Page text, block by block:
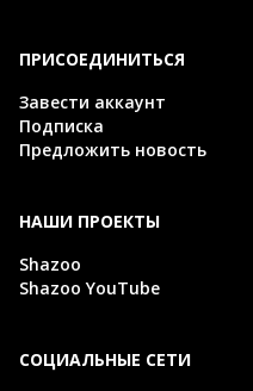
ПРИСОЕДИНИТЬСЯ
Завести аккаунт
Подписка
Предложить новость
НАШИ ПРОЕКТЫ
Shazoo
Shazoo YouTube
СОЦИАЛЬНЫЕ СЕТИ